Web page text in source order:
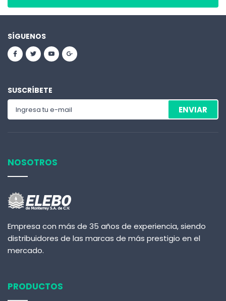
SÍGUENOS
SUSCRÍBETE
ENVIAR
NOSOTROS
Empresa con más de 35 años de experiencia, siendo
distribuidores de las marcas de más prestigio en el
mercado.
PRODUCTOS